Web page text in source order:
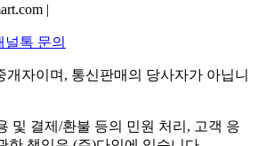
|
널톡 문의
자이며, 통신판매의 당사자가 아닙니
및 결제/환불 등의 민원 처리, 고객 응